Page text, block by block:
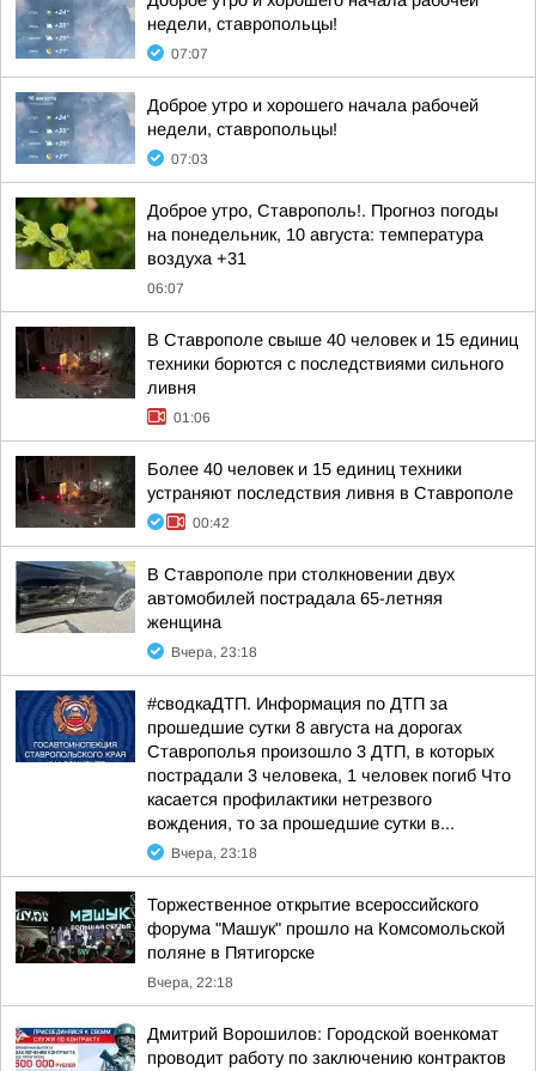
недели, ставропольцы!
07:07
Доброе утро и хорошего начала рабочей
недели, ставропольцы!
07:03
Доброе утро, Ставрополь!. Прогноз погоды
на понедельник, 10 августа: температура
воздуха +31
06:07
В Ставрополе свыше 40 человек и 15 единиц
техники борются с последствиями сильного
ливня
01:06
Более 40 человек и 15 единиц техники
устраняют последствия ливня в Ставрополе
00:42
В Ставрополе при столкновении двух
автомобилей пострадала 65-летняя
женщина
Вчера, 23:18
#сводкаДТП. Информация по ДТП за
прошедшие сутки 8 августа на дорогах
Ставрополья произошло 3 ДТП, в которых
пострадали 3 человека, 1 человек погиб Что
касается профилактики нетрезвого
вождения, то за прошедшие сутки в...
Вчера, 23:18
Торжественное открытие всероссийского
форума "Машук" прошло на Комсомольской
поляне в Пятигорске
Вчера, 22:18
Дмитрий Ворошилов: Городской военкомат
проводит работу по заключению контрактов